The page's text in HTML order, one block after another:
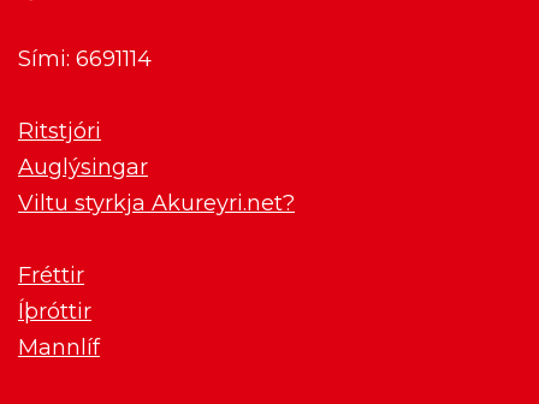
Sími: 6691114
Ritstjóri
Auglýsingar
Viltu styrkja Akureyri.net?
Fréttir
Íþróttir
Mannlíf